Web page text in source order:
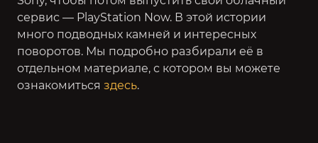
сервис — PlayStation Now. В этой истории
много подводных камней и интересных
поворотов. Мы подробно разбирали её в
отдельном материале, с котором вы можете
ознакомиться здесь.